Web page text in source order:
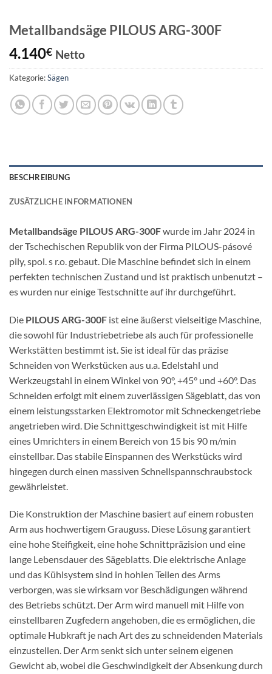
Metallbandsäge PILOUS ARG-300F
4.140€ Netto
Kategorie:Sägen
BESCHREIBUNG
ZUSÄTZLICHE INFORMATIONEN
Metallbandsäge PILOUS ARG-300Fwurde im Jahr 2024 in
der Tschechischen Republik von der Firma PILOUS-pásové
pily, spol. s r.o. gebaut. Die Maschine befindet sich in einem
perfekten technischen Zustand und ist praktisch unbenutzt –
es wurden nur einige Testschnitte auf ihr durchgeführt.
Die PILOUS ARG-300F ist eine äußerst vielseitige Maschine,
die sowohl für Industriebetriebe als auch für professionelle
Werkstätten bestimmt ist. Sie ist ideal für das präzise
Schneiden von Werkstücken aus u.a. Edelstahl und
Werkzeugstahl in einem Winkel von 90°, +45° und +60°. Das
Schneiden erfolgt mit einem zuverlässigen Sägeblatt, das von
einem leistungsstarken Elektromotor mit Schneckengetriebe
angetrieben wird. Die Schnittgeschwindigkeit ist mit Hilfe
eines Umrichters in einem Bereich von 15 bis 90 m/min
einstellbar. Das stabile Einspannen des Werkstücks wird
hingegen durch einen massiven Schnellspannschraubstock
gewährleistet.
Die Konstruktion der Maschine basiert auf einem robusten
Arm aus hochwertigem Grauguss. Diese Lösung garantiert
eine hohe Steifigkeit, eine hohe Schnittpräzision und eine
lange Lebensdauer des Sägeblatts. Die elektrische Anlage
und das Kühlsystem sind in hohlen Teilen des Arms
verborgen, was sie wirksam vor Beschädigungen während
des Betriebs schützt. Der Arm wird manuell mit Hilfe von
einstellbaren Zugfedern angehoben, die es ermöglichen, die
optimale Hubkraft je nach Art des zu schneidenden Materials
einzustellen. Der Arm senkt sich unter seinem eigenen
Gewicht ab, wobei die Geschwindigkeit der Absenkung durch